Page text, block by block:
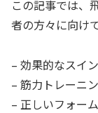
この記事では、
者の方々に向けて
– 効果的なスイ
– 筋力トレーニ
– 正しいフォー